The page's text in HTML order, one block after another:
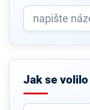
Jak se